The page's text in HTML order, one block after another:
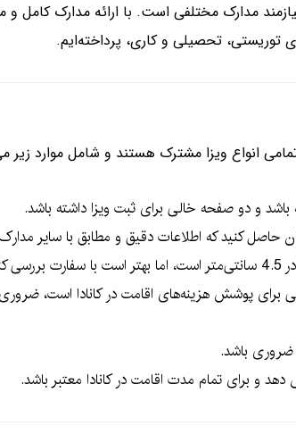
مدارک مختلفی است. با ارائه مدارک کامل و
توریستی، تحصیلی و کاری، پرداخته‌ایم.
انواع ویزا مشترک هستند و شامل موارد زیر
و دو صفحه خالی برای ثبت ویزا داشته باشد.
حاصل کنید که اطلاعات دقیق و مطابق با سایر
برای پوشش هزینه‌های اقامت در کانادا است،
ضروری باشد.
و برای تمام مدت اقامت در کانادا معتبر باشد.